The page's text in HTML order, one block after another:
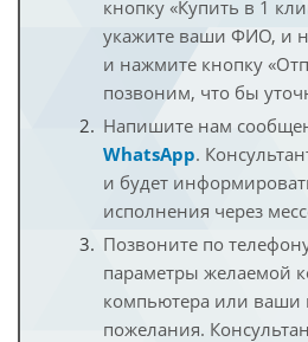
кнопку «Купить в 1
укажите ваши ФИО, и
и нажмите кнопку
позвоним, что бы
Напишите нам
WhatsApp.
и будет
исполнения через
Позвоните по
параметры желаемой
компьютера или ваши
пожелания.